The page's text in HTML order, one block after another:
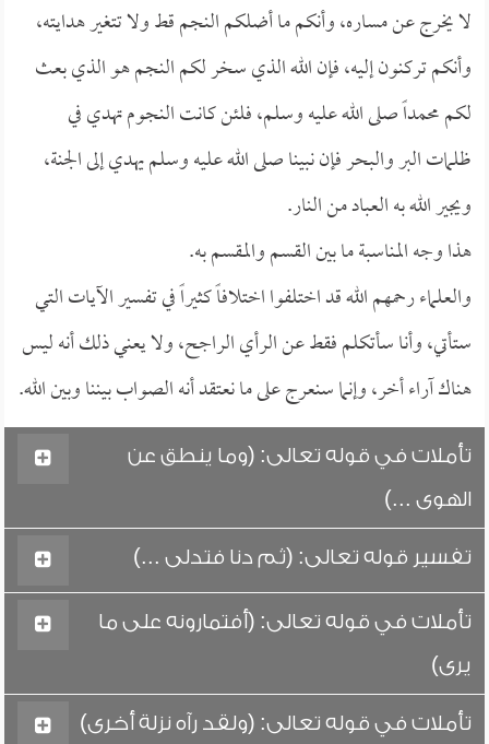
لا يخرج عن مساره، وأنكم ما أضلكم النجم قط ولا تتغير هدايته،
وأنكم تركنون إليه، فإن الله الذي سخر لكم النجم هو الذي بعث
لكم محمداً صلى الله عليه وسلم، فلئن كانت النجوم تهدي في
ظلمات البر والبحر فإن نبينا صلى الله عليه وسلم يهدي إلى الجنة،
ويجير الله به العباد من النار.
هذا وجه المناسبة ما بين القسم والمقسم به.
والعلماء رحمهم الله قد اختلفوا اختلافاً كثيراً في تفسير الآيات التي
ستأتي، وأنا سأتكلم فقط عن الرأي الراجح، ولا يعني ذلك أنه ليس
هناك آراء أخر، وإنما سنعرج على ما نعتقد أنه الصواب بيننا وبين الله.
تأملات في قوله تعالى: (وما ينطق عن
الهوى ...)
تفسير قوله تعالى: (ثم دنا فتدلى ...)
تأملات في قوله تعالى: (أفتمارونه على ما
يرى)
تأملات في قوله تعالى: (ولقد رآه نزلة أخرى)